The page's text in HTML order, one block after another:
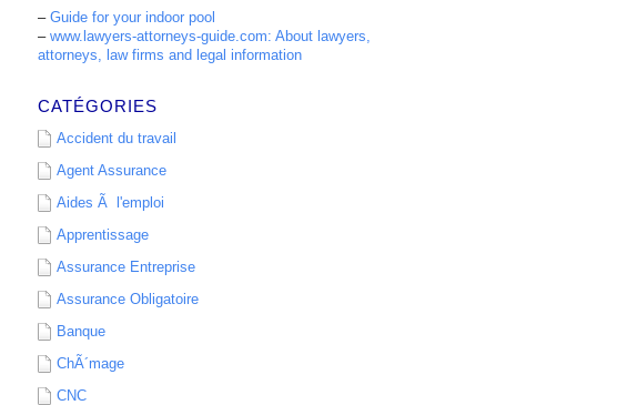
– Guide for your indoor pool
– www.lawyers-attorneys-guide.com: About lawyers,
attorneys, law firms and legal information
CATÉGORIES
Accident du travail
Agent Assurance
Aides Ã l'emploi
Apprentissage
Assurance Entreprise
Assurance Obligatoire
Banque
ChÃ´mage
CNC